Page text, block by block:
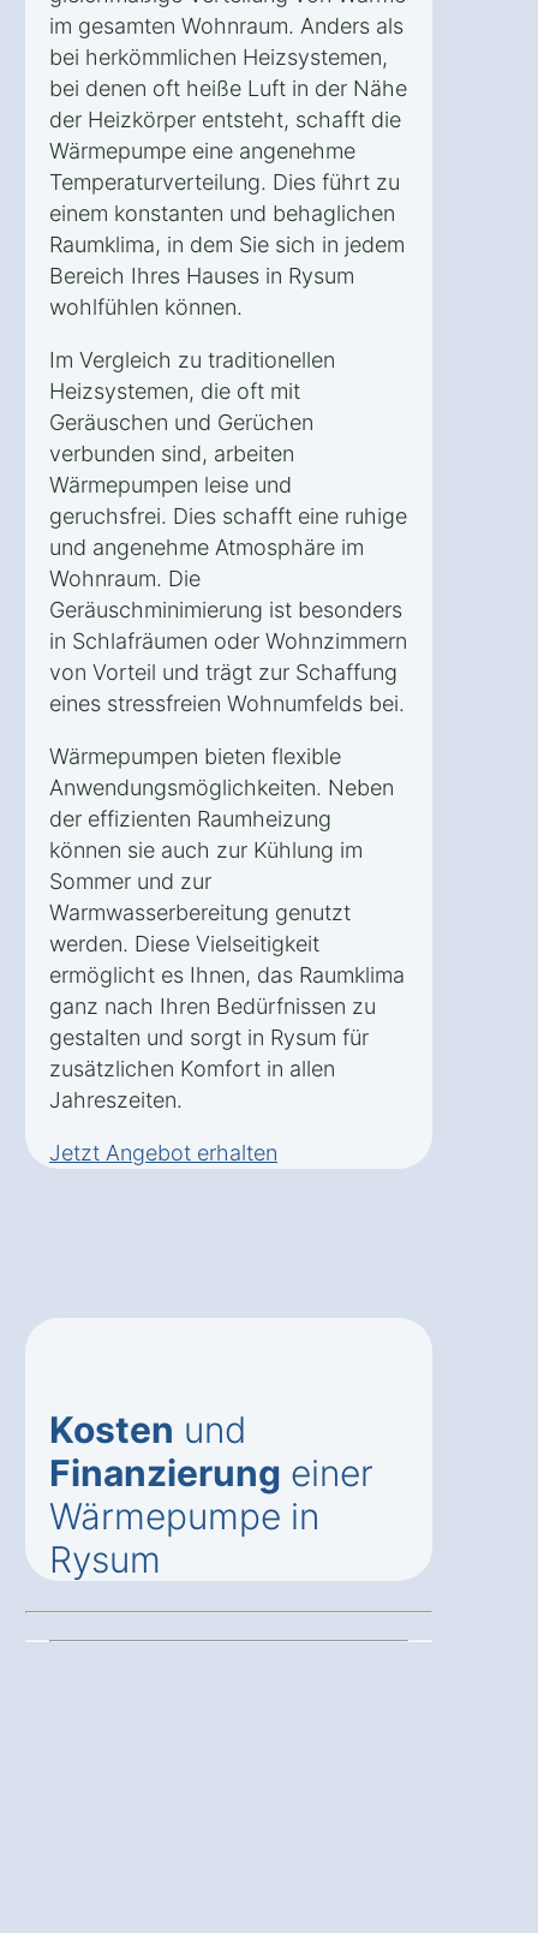
im gesamten Wohnraum. Anders als
bei herkömmlichen Heizsystemen,
bei denen oft heiße Luft in der Nähe
der Heizkörper entsteht, schafft die
Wärmepumpe eine angenehme
Temperaturverteilung. Dies führt zu
einem konstanten und behaglichen
Raumklima, in dem Sie sich in jedem
Bereich Ihres Hauses in Rysum
wohlfühlen können.
Im Vergleich zu traditionellen
Heizsystemen, die oft mit
Geräuschen und Gerüchen
verbunden sind, arbeiten
Wärmepumpen leise und
geruchsfrei. Dies schafft eine ruhige
und angenehme Atmosphäre im
Wohnraum. Die
Geräuschminimierung ist besonders
in Schlafräumen oder Wohnzimmern
von Vorteil und trägt zur Schaffung
eines stressfreien Wohnumfelds bei.
Wärmepumpen bieten flexible
Anwendungsmöglichkeiten. Neben
der effizienten Raumheizung
können sie auch zur Kühlung im
Sommer und zur
Warmwasserbereitung genutzt
werden. Diese Vielseitigkeit
ermöglicht es Ihnen, das Raumklima
ganz nach Ihren Bedürfnissen zu
gestalten und sorgt in Rysum für
zusätzlichen Komfort in allen
Jahreszeiten.
Jetzt Angebot erhalten
Kosten und
Finanzierung einer
Wärmepumpe in
Rysum